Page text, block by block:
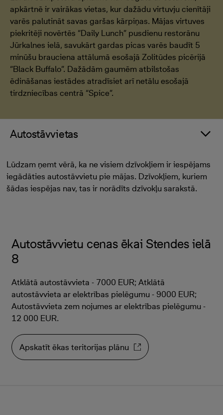
apkārtnē ir vairākas vietas, kur dažādu virtuvju cienītāji
varēs palutināt savas garšas kārpiņas. Mājas virtuves
piekritēji novērtēs “Daily Lunch” pusdienu restorānu
Jūrkalnes ielā, savukārt gardas picas varēs baudīt 5
minūšu brauciena attālumā esošajā Zolitūdes picērijā
“Black Buffalo”. Dažādām gaumēm atbilstošas
ēdināšanas iestādes atradīsiet arī netālu esošajā
tirdzniecības centrā “Spice”.
Autostāvvietas
Lūdzam ņemt vērā, ka ne visiem dzīvokļiem ir iespējams
iegādāties autostāvvietu pie mājas. Dzīvokļiem, kuriem
šādas iespējas nav, tas ir norādīts dzīvokļu sarakstā.
Autostāvvietu cenas ēkai Stendes ielā
8
Atklātā autostāvvieta - 7000 EUR; Atklātā
autostāvvieta ar elektrības pielēgumu - 9000 EUR;
Autostāvvieta zem nojumes ar elektrības pielēgumu -
12 000 EUR.
Apskatīt ēkas teritorijas plānu